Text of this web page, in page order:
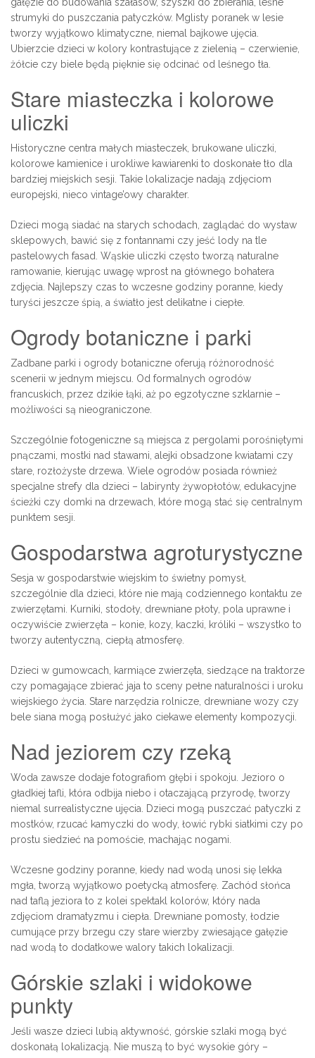
gałęzie do budowania szałasów, szyszki do zbierania, leśne
strumyki do puszczania patyczków. Mglisty poranek w lesie
tworzy wyjątkowo klimatyczne, niemal bajkowe ujęcia.
Ubierzcie dzieci w kolory kontrastujące z zielenią – czerwienie,
żółcie czy biele będą pięknie się odcinać od leśnego tła.
Stare miasteczka i kolorowe
uliczki
Historyczne centra małych miasteczek, brukowane uliczki,
kolorowe kamienice i urokliwe kawiarenki to doskonałe tło dla
bardziej miejskich sesji. Takie lokalizacje nadają zdjęciom
europejski, nieco vintage’owy charakter.
Dzieci mogą siadać na starych schodach, zaglądać do wystaw
sklepowych, bawić się z fontannami czy jeść lody na tle
pastelowych fasad. Wąskie uliczki często tworzą naturalne
ramowanie, kierując uwagę wprost na głównego bohatera
zdjęcia. Najlepszy czas to wczesne godziny poranne, kiedy
turyści jeszcze śpią, a światło jest delikatne i ciepłe.
Ogrody botaniczne i parki
Zadbane parki i ogrody botaniczne oferują różnorodność
scenerii w jednym miejscu. Od formalnych ogrodów
francuskich, przez dzikie łąki, aż po egzotyczne szklarnie –
możliwości są nieograniczone.
Szczególnie fotogeniczne są miejsca z pergolami porośniętymi
pnączami, mostki nad stawami, alejki obsadzone kwiatami czy
stare, rozłożyste drzewa. Wiele ogrodów posiada również
specjalne strefy dla dzieci – labirynty żywopłotów, edukacyjne
ścieżki czy domki na drzewach, które mogą stać się centralnym
punktem sesji.
Gospodarstwa agroturystyczne
Sesja w gospodarstwie wiejskim to świetny pomysł,
szczególnie dla dzieci, które nie mają codziennego kontaktu ze
zwierzętami. Kurniki, stodoły, drewniane płoty, pola uprawne i
oczywiście zwierzęta – konie, kozy, kaczki, króliki – wszystko to
tworzy autentyczną, ciepłą atmosferę.
Dzieci w gumowcach, karmiące zwierzęta, siedzące na traktorze
czy pomagające zbierać jaja to sceny pełne naturalności i uroku
wiejskiego życia. Stare narzędzia rolnicze, drewniane wozy czy
bele siana mogą posłużyć jako ciekawe elementy kompozycji.
Nad jeziorem czy rzeką
Woda zawsze dodaje fotografiom głębi i spokoju. Jezioro o
gładkiej tafli, która odbija niebo i otaczającą przyrodę, tworzy
niemal surrealistyczne ujęcia. Dzieci mogą puszczać patyczki z
mostków, rzucać kamyczki do wody, łowić rybki siatkimi czy po
prostu siedzieć na pomoście, machając nogami.
Wczesne godziny poranne, kiedy nad wodą unosi się lekka
mgła, tworzą wyjątkowo poetycką atmosferę. Zachód słońca
nad taflą jeziora to z kolei spektakl kolorów, który nada
zdjęciom dramatyzmu i ciepła. Drewniane pomosty, łodzie
cumujące przy brzegu czy stare wierzby zwiesające gałęzie
nad wodą to dodatkowe walory takich lokalizacji.
Górskie szlaki i widokowe
punkty
Jeśli wasze dzieci lubią aktywność, górskie szlaki mogą być
doskonałą lokalizacją. Nie muszą to być wysokie góry –